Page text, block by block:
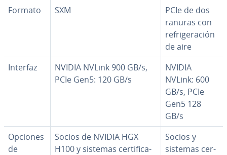
Formato SXM
PCIe de dos
ranuras con
re­fri­ge­ra­ción
de aire
Interfaz
NVIDIA NVLink 900 GB/s,
PCIe Gen5: 120 GB/s
NVIDIA
NVLink: 600
GB/s, PCIe
Gen5 128
GB/s
Opciones
de
Socios de NVIDIA HGX
H100 y sistemas ce­r­ti­fi­ca­
Socios y
sistemas ce­r­